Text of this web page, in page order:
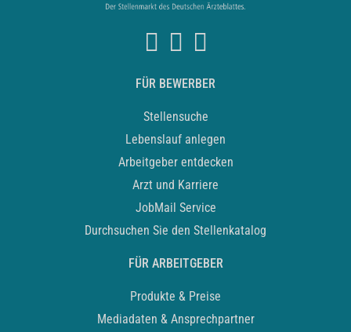
FÜR BEWERBER
Stellensuche
Lebenslauf anlegen
Arbeitgeber entdecken
Arzt und Karriere
JobMail Service
Durchsuchen Sie den Stellenkatalog
FÜR ARBEITGEBER
Produkte & Preise
Mediadaten & Ansprechpartner